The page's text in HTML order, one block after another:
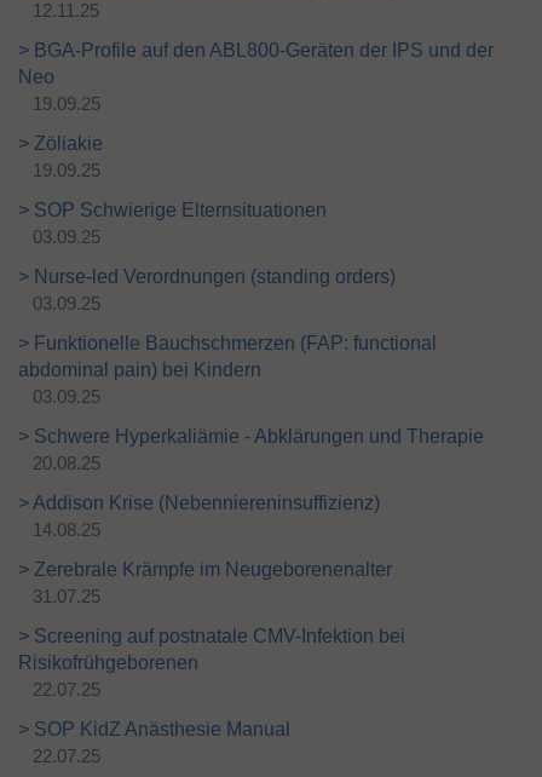
12.11.25
> BGA-Profile auf den ABL800-Geräten der IPS und der
Neo
19.09.25
> Zöliakie
19.09.25
> SOP Schwierige Elternsituationen
03.09.25
> Nurse-led Verordnungen (standing orders)
03.09.25
> Funktionelle Bauchschmerzen (FAP: functional
abdominal pain) bei Kindern
03.09.25
> Schwere Hyperkaliämie - Abklärungen und Therapie
20.08.25
> Addison Krise (Nebenniereninsuffizienz)
14.08.25
> Zerebrale Krämpfe im Neugeborenenalter
31.07.25
> Screening auf postnatale CMV-Infektion bei
Risikofrühgeborenen
22.07.25
> SOP KidZ Anästhesie Manual
22.07.25